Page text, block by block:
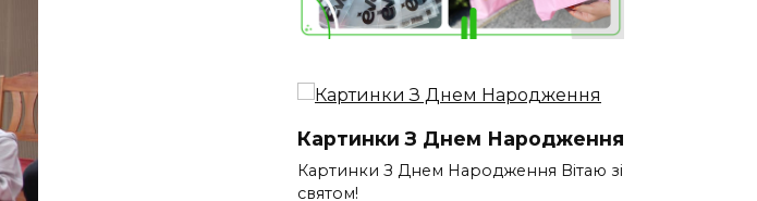
Картинки З Днем Народження
Картинки З Днем Народження Вітаю зі
святом!